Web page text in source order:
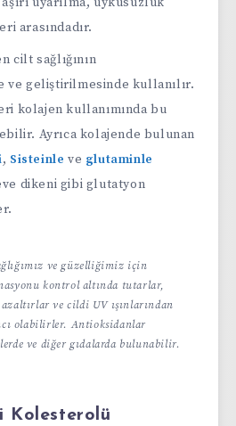
arasındadır.
cilt sağlığının
ve geliştirilmesinde kullanılır.
kolajen kullanımında bu
Ayrıca kolajende bulunan
, Sisteinle ve glutaminle
dikeni gibi glutatyon
ve güzelliğimiz için
kontrol altında tutarlar,
ve cildi UV ışınlarından
olabilirler. Antioksidanlar
ve diğer gıdalarda bulunabilir.
Kolesterolü